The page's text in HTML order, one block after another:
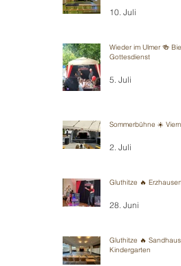
10. Juli
Wieder im Ulmer 🍻
Gottesdienst
5. Juli
Sommerbühne ☀️
2. Juli
Gluthitze 🔥
28. Juni
Gluthitze 🔥
Kindergarten